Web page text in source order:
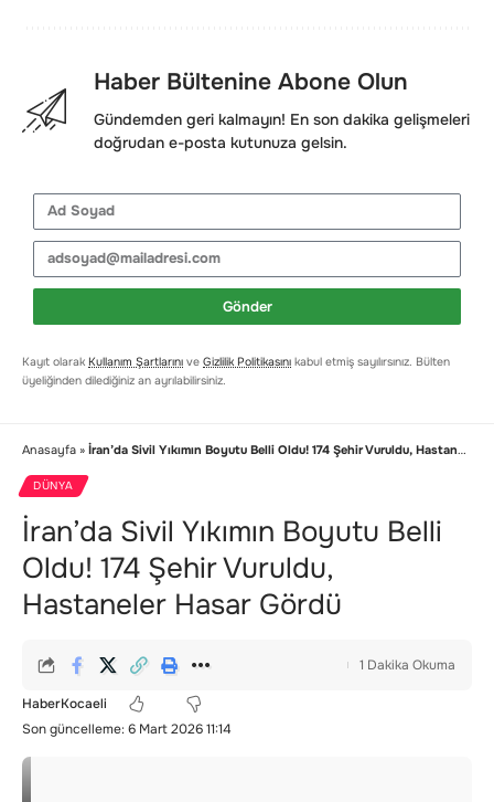
Haber Bültenine Abone Olun
Gündemden geri kalmayın! En son dakika gelişmeleri
doğrudan e-posta kutunuza gelsin.
Gönder
Kayıt olarak Kullanım Şartlarını ve Gizlilik Politikasını kabul etmiş sayılırsınız. Bülten
üyeliğinden dilediğiniz an ayrılabilirsiniz.
Anasayfa » İran’da Sivil Yıkımın Boyutu Belli Oldu! 174 Şehir Vuruldu, Hastaneler Hasar Gördü
DÜNYA
İran’da Sivil Yıkımın Boyutu Belli
Oldu! 174 Şehir Vuruldu,
Hastaneler Hasar Gördü
Son güncelleme: 6 Mart 2026 11:14
HaberKocaeli
1 Dakika Okuma